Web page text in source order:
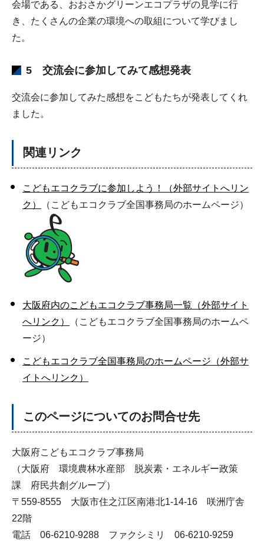
会場である、おおさかグリーンエコプラザの見学に行
き、たくさんの企業の環境への取組について学びまし
た。
5 交流会に参加してみて感想発表
交流会に参加してみた感想をこどもたちが発表してくれ
ました。
関連リンク
こどもエコクラブに参加しよう！（外部サイトへリン
ク）
（こどもエコクラブ全国事務局のホームページ）
大阪府内のこどもエコクラブ事務局一覧（外部サイト
へリンク）
（こどもエコクラブ全国事務局のホームペ
ージ）
こどもエコクラブ全国事務局のホームページ（外部サ
イトへリンク）
このページについてのお問合せ先
大阪府こどもエコクラブ事務局
（大阪府 環境農林水産部 脱炭素・エネルギー政策
課 府民共創グループ）
〒559-8555 大阪市住之江区南港北1-14-16 咲洲庁舎
22階
電話 06-6210-9288 ファクシミリ 06-6210-9259